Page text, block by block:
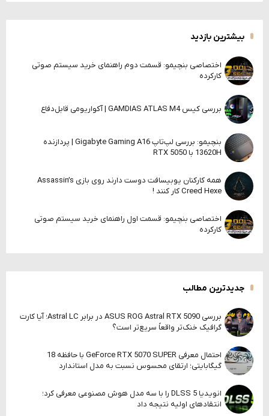
بیشترین بازدید
اختصاصی بنچیمو: قسمت دوم راهنمای خرید سیستم صوتی
کارکرده
بررسی کیس GAMDIAS ATLAS M4 | آکواریومی قابل‌دفاع
بنچیمو: بررسی لپ‌تاپ Gigabyte Gaming A16 | پردازنده
13620H با RTX 5050
همه کارکنان یوبیسافت دوست دارند روی بازی Assassin’s
Creed Hexe کار کنند !
اختصاصی بنچیمو: قسمت اول راهنمای خرید سیستم صوتی
کارکرده
جدیدترین مطالب
بررسی ASUS ROG Astral RTX 5090 در برابر Astral LC؛ آیا کارت
گرافیک خنک‌تر واقعاً سریع‌تر است؟
احتمال معرفی GeForce RTX 5070 SUPER با حافظه 18
گیگابایتی؛ ارتقای محسوس نسبت به مدل استاندارد
انویدیا DLSS 5 را با سه مدل هوش مصنوعی معرفی کرد؛
انتقادهای اولیه نتیجه داد